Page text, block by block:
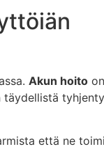
Akun hoito
että ne